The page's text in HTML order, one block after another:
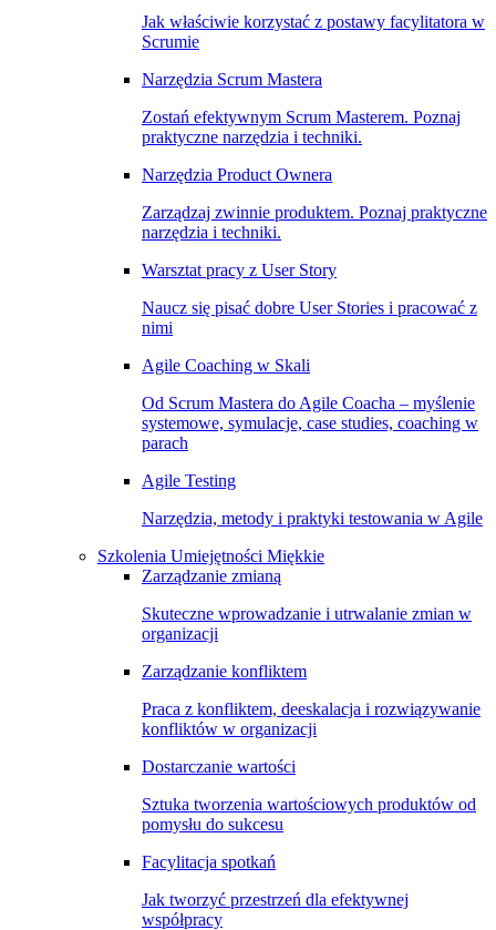
Jak właściwie korzystać z postawy facylitatora w
Scrumie
Narzędzia Scrum Mastera
Zostań efektywnym Scrum Masterem. Poznaj
praktyczne narzędzia i techniki.
Narzędzia Product Ownera
Zarządzaj zwinnie produktem. Poznaj praktyczne
narzędzia i techniki.
Warsztat pracy z User Story
Naucz się pisać dobre User Stories i pracować z
nimi
Agile Coaching w Skali
Od Scrum Mastera do Agile Coacha – myślenie
systemowe, symulacje, case studies, coaching w
parach
Agile Testing
Narzędzia, metody i praktyki testowania w Agile
Szkolenia Umiejętności Miękkie
Zarządzanie zmianą
Skuteczne wprowadzanie i utrwalanie zmian w
organizacji
Zarządzanie konfliktem
Praca z konfliktem, deeskalacja i rozwiązywanie
konfliktów w organizacji
Dostarczanie wartości
Sztuka tworzenia wartościowych produktów od
pomysłu do sukcesu
Facylitacja spotkań
Jak tworzyć przestrzeń dla efektywnej
współpracy